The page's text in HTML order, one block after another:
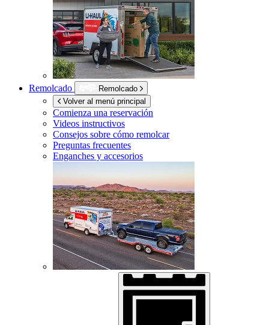
Remolcado
Remolcado
Volver al menú principal
Comienza una reservación
Videos instructivos
Consejos sobre cómo remolcar
Preguntas frecuentes
Enganches y accesorios